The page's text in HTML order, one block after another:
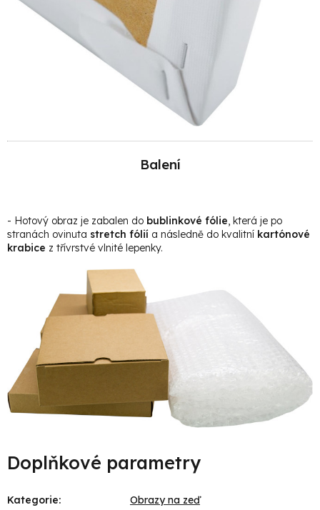
Balení
- Hotový obraz je zabalen do bublinkové fólie, která je po
stranách ovinuta stretch fólií a následně do kvalitní kartónové
krabice z třívrstvé vlnité lepenky.
Doplňkové parametry
Kategorie:
Obrazy na zeď